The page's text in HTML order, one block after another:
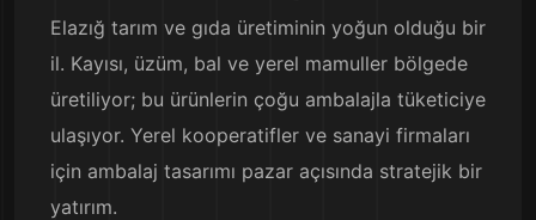
Elazığ tarım ve gıda üretiminin yoğun olduğu bir
il. Kayısı, üzüm, bal ve yerel mamuller bölgede
üretiliyor; bu ürünlerin çoğu ambalajla tüketiciye
ulaşıyor. Yerel kooperatifler ve sanayi firmaları
için ambalaj tasarımı pazar açısında stratejik bir
yatırım.